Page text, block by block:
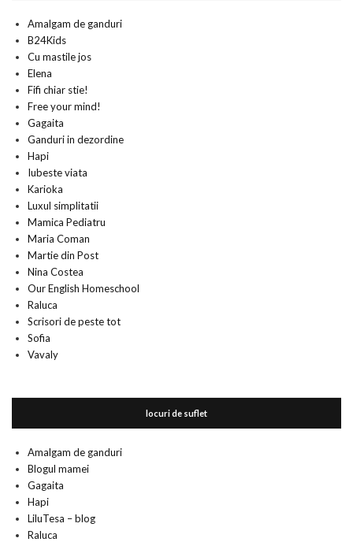
Amalgam de ganduri
B24Kids
Cu mastile jos
Elena
Fifi chiar stie!
Free your mind!
Gagaita
Ganduri in dezordine
Hapi
Iubeste viata
Karioka
Luxul simplitatii
Mamica Pediatru
Maria Coman
Martie din Post
Nina Costea
Our English Homeschool
Raluca
Scrisori de peste tot
Sofia
Vavaly
locuri de suflet
Amalgam de ganduri
Blogul mamei
Gagaita
Hapi
LiluTesa – blog
Raluca